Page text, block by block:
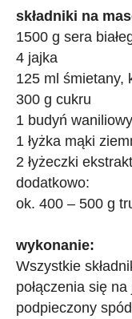
składniki na
1500 g sera
4 jajka
125 ml śmietany,
300 g cukru
1 budyń waniliowy
1 łyżka mąki
2 łyżeczki
dodatkowo:
ok. 400 – 500 g
wykonanie:
Wszystkie
połączenia się
podpieczony